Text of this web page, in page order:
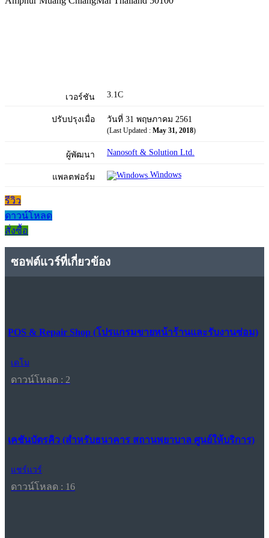
เวอร์ชัน 3.1C
ปรับปรุงเมื่อ วันที่ 31 พฤษภาคม 2561
(Last Updated : May 31, 2018)
ผู้พัฒนา Nanosoft & Solution Ltd.
แพลตฟอร์ม Windows
รีวิว
ดาวน์โหลด
สั่งซื้อ
ซอฟต์แวร์ที่เกี่ยวข้อง
POS & Repair Shop (โปรแกรมขายหน้าร้านและรับงานซ่อม)
เดโม
ดาวน์โหลด : 2
เคชันบัตรคิว (สำหรับธนาคาร สถานพยาบาล ศูนย์ให้บริการ)
แชร์แวร์
ดาวน์โหลด : 16